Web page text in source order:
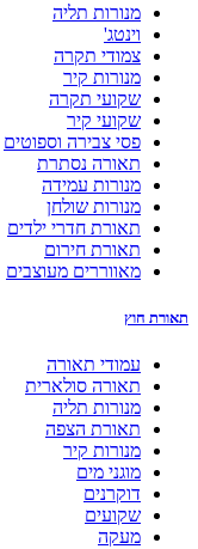
מנורות תליה
וינטג'
צמודי תקרה
מנורות קיר
שקועי תקרה
שקועי קיר
פסי צבירה וספוטים
תאורה נסתרת
מנורות עמידה
מנורות שולחן
תאורת חדרי ילדים
תאורת חירום
מאווררים מעוצבים
תאורת חוץ
עמודי תאורה
תאורה סולארית
מנורות תליה
תאורת הצפה
מנורות קיר
מוגני מים
דוקרנים
שקועים
מעקה